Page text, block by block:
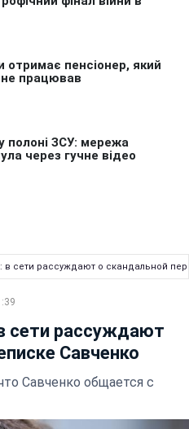
в сети рассуждают о скандальной
сети рассуждают
Савченко
Савченко общается с